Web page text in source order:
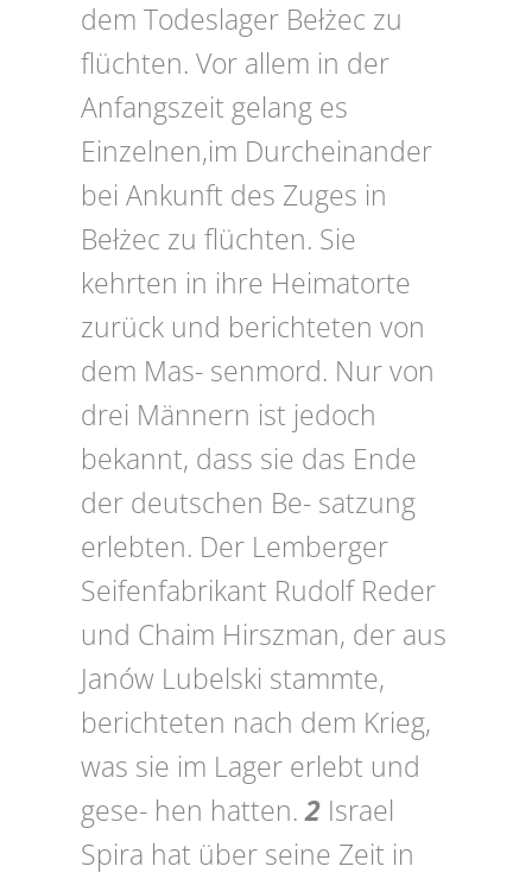
dem Todeslager Bełżec zu
flüchten. Vor allem in der
Anfangszeit gelang es
Einzelnen,im Durcheinander
bei Ankunft des Zuges in
Bełżec zu flüchten. Sie
kehrten in ihre Heimatorte
zurück und berichteten von
dem Mas- senmord. Nur von
drei Männern ist jedoch
bekannt, dass sie das Ende
der deutschen Be- satzung
erlebten. Der Lemberger
Seifenfabrikant Rudolf Reder
und Chaim Hirszman, der aus
Janów Lubelski stammte,
berichteten nach dem Krieg,
was sie im Lager erlebt und
gese- hen hatten.2 Israel
Spira hat über seine Zeit in